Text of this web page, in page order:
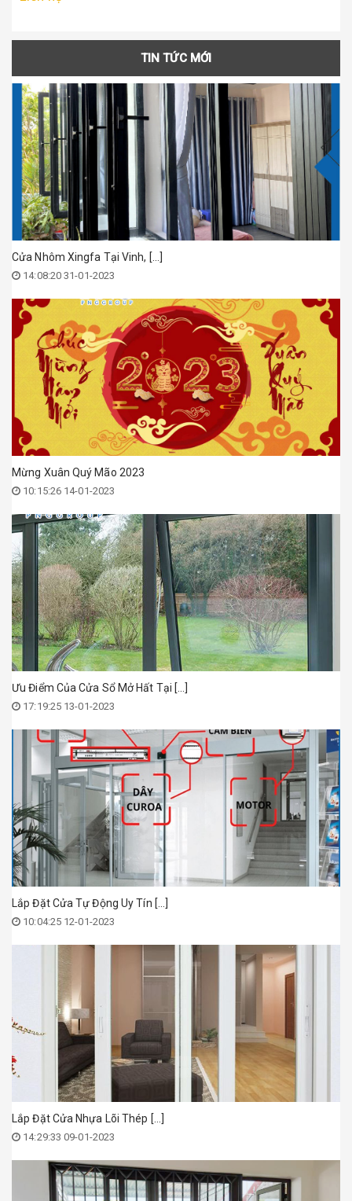
TIN TỨC MỚI
Cửa Nhôm Xingfa Tại Vinh, [...]
14:08:20 31-01-2023
Mừng Xuân Quý Mão 2023
10:15:26 14-01-2023
Ưu Điểm Của Cửa Sổ Mở Hất Tại [...]
17:19:25 13-01-2023
Lắp Đặt Cửa Tự Động Uy Tín [...]
10:04:25 12-01-2023
Lắp Đặt Cửa Nhựa Lõi Thép [...]
14:29:33 09-01-2023